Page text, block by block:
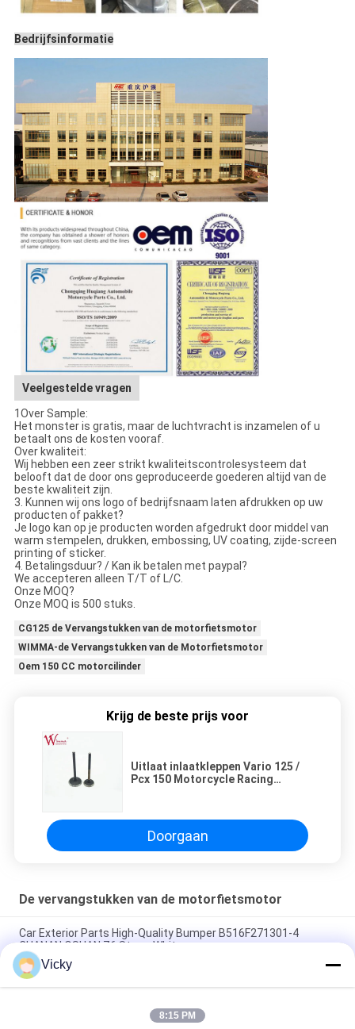
Bedrijfsinformatie
Veelgestelde vragen
1Over Sample:
Het monster is gratis, maar de luchtvracht is inzamelen of u
betaalt ons de kosten vooraf.
Over kwaliteit:
Wij hebben een zeer strikt kwaliteitscontrolesysteem dat
belooft dat de door ons geproduceerde goederen altijd van de
beste kwaliteit zijn.
3. Kunnen wij ons logo of bedrijfsnaam laten afdrukken op uw
producten of pakket?
Je logo kan op je producten worden afgedrukt door middel van
warm stempelen, drukken, embossing, UV coating, zijde-screen
printing of sticker.
4. Betalingsduur? / Kan ik betalen met paypal?
We accepteren alleen T/T of L/C.
Onze MOQ?
Onze MOQ is 500 stuks.
CG125 de Vervangstukken van de motorfietsmotor
WIMMA-de Vervangstukken van de Motorfietsmotor
Oem 150 CC motorcilinder
Krijg de beste prijs voor
Uitlaat inlaatkleppen Vario 125 /
Pcx 150 Motorcycle Racing
Doorgaan
De vervangstukken van de motorfietsmotor
Car Exterior Parts High-Quality Bumper B516F271301-4
CHANAN OSHAN​ Z6 Starry White
Startmotor Honda EX5 Motorfiets motor onderdelen
goedkoop groothandel met hoge prestaties
Motorfietsversteker voor CPR8EAIX-9 China Leveranciers
Vicky
8:15 PM